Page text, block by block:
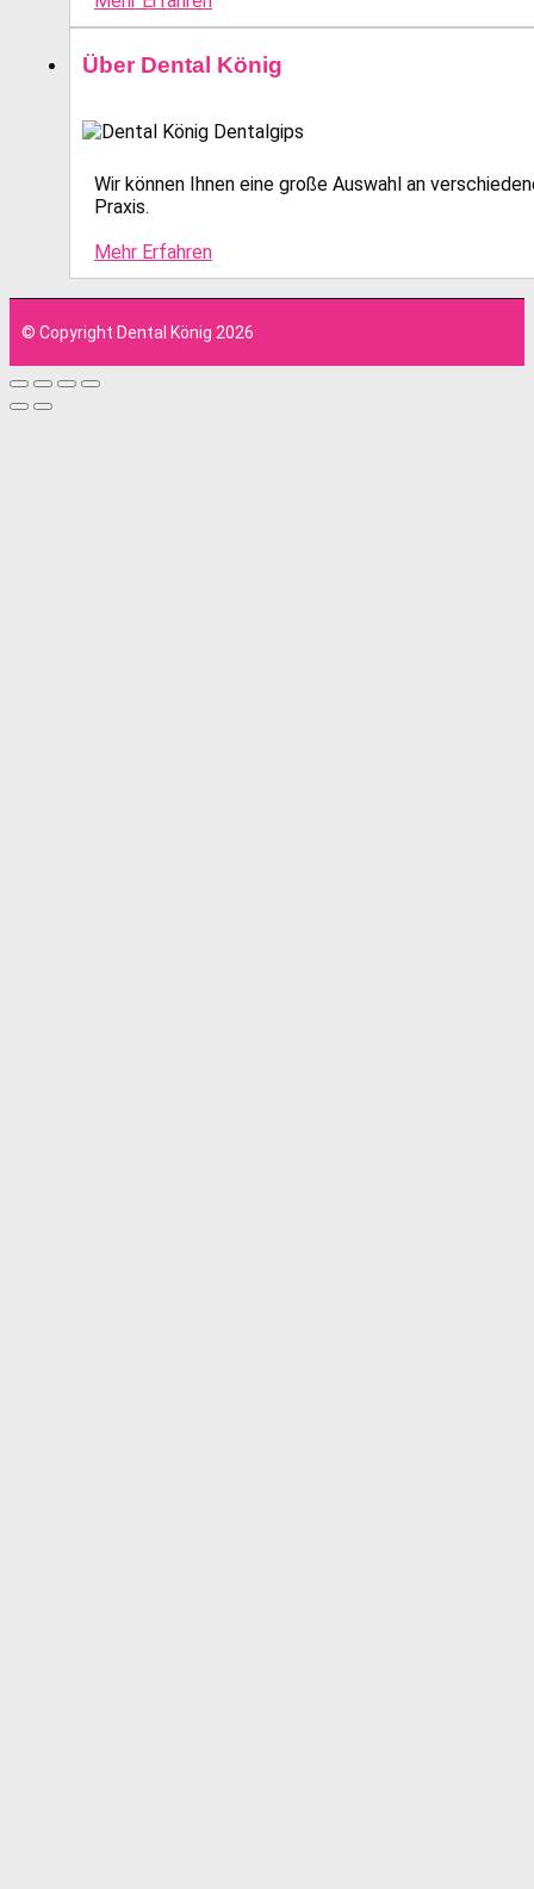
Über Dental König
Wir können Ihnen eine große Auswahl an
Praxis.
Mehr Erfahren
© Copyright Dental König 2026